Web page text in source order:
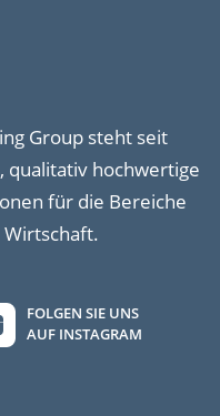
Group steht seit
qualitativ hochwertige
für die Bereiche
Wirtschaft.
FOLGEN SIE UNS
AUF INSTAGRAM